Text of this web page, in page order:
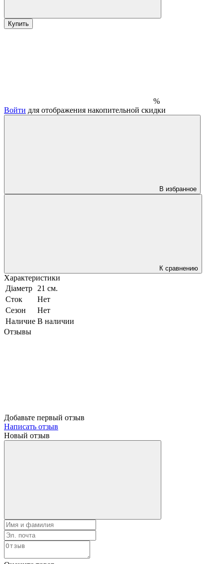
Купить
%
Войти для отображения накопительной скидки
В избранное
К сравнению
Характеристики
Діаметр
21 см.
Сток
Нет
Сезон
Нет
Наличие В наличии
Отзывы
Добавьте первый отзыв
Написать отзыв
Новый отзыв